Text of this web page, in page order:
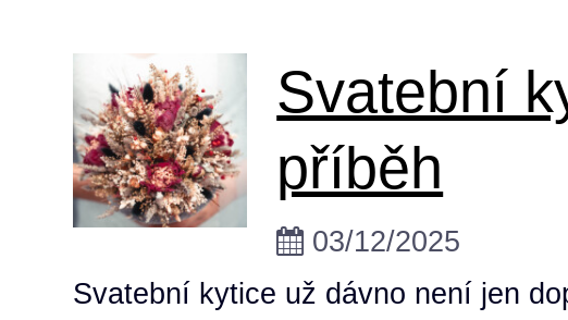
Svatební
příběh
03/12/2025
Svatební kytice už dávno není jen